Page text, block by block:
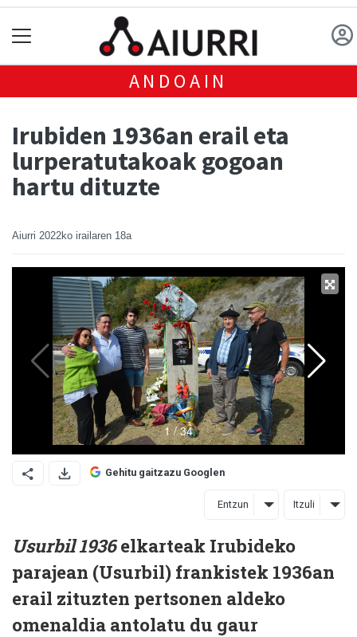
ANDOAIN
Irubiden 1936an erail eta
lurperatutakoak gogoan
hartu dituzte
Aiurri 2022ko irailaren 18a
Gehitu gaitzazu Googlen
Entzun Itzuli
Usurbil 1936elkarteak Irubideko
parajean (Usurbil) frankistek 1936an
erail zituzten pertsonen aldeko
omenaldia antolatu du gaur